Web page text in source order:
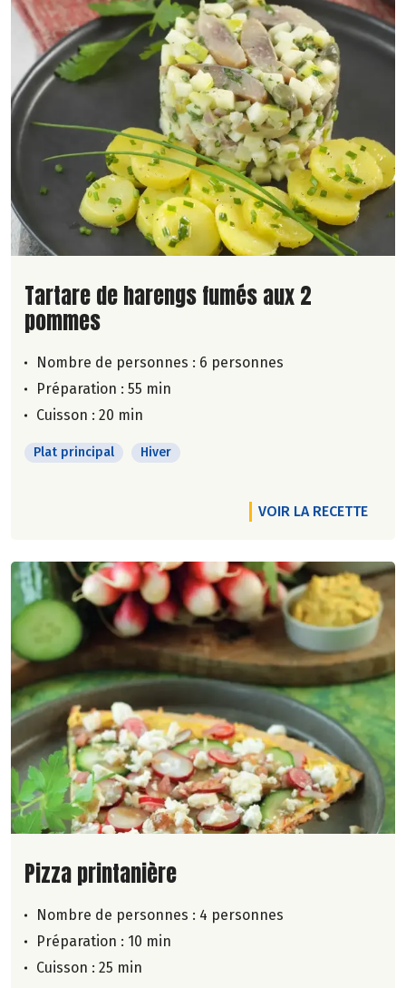
Lire la suite de la recette
Tartare de harengs fumés aux 2
pommes
Nombre de personnes : 6 personnes
Préparation : 55 min
Cuisson : 20 min
Plat principal Hiver
VOIR LA RECETTE
Lire la suite de la recette
Pizza printanière
Nombre de personnes : 4 personnes
Préparation : 10 min
Cuisson : 25 min